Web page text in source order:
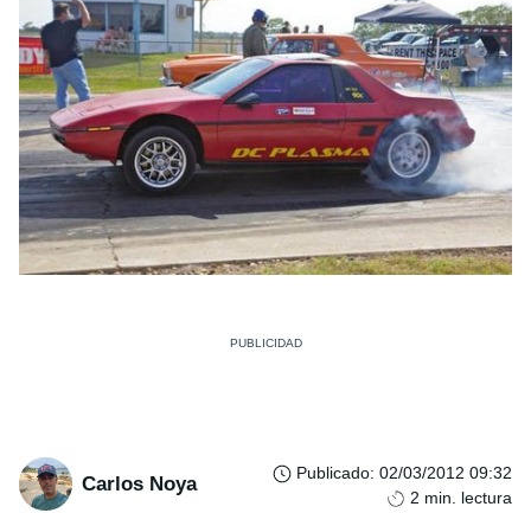
Carlos Noya Publicado: 02/03/2012 09:32
2 min. lectura